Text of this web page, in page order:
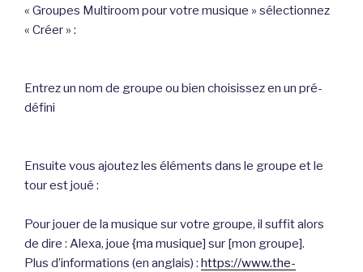
« Groupes Multiroom pour votre musique » sélectionnez
« Créer » :
Entrez un nom de groupe ou bien choisissez en un pré-
défini
Ensuite vous ajoutez les éléments dans le groupe et le
tour est joué :
Pour jouer de la musique sur votre groupe, il suffit alors
de dire : Alexa, joue {ma musique] sur [mon groupe].
Plus d’informations (en anglais) : https://www.the-